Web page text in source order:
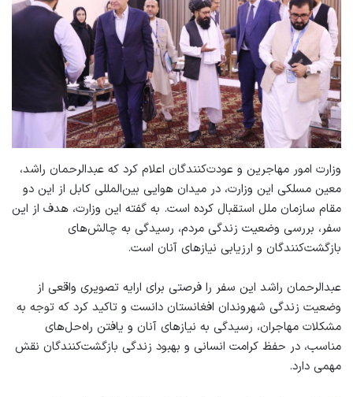
وزارت امور مهاجرین و عودت‌کنندگان اعلام کرد که عبدالرحمان راشد،
معین مسلکی این وزارت، در میدان هوایی بین‌المللی کابل از این دو
مقام سازمان ملل استقبال کرده است. به گفته این وزارت، هدف از این
سفر، بررسی وضعیت زندگی مردم، رسیدگی به چالش‌های
بازگشت‌کنندگان و ارزیابی نیازهای آنان است.
عبدالرحمان راشد این سفر را فرصتی برای ارایه تصویری واقعی از
وضعیت زندگی شهروندان افغانستان دانست و تاکید کرد که توجه به
مشکلات مهاجران، رسیدگی به نیازهای آنان و یافتن راه‌حل‌های
مناسب، در حفظ کرامت انسانی و بهبود زندگی بازگشت‌کنندگان نقش
مهمی دارد.